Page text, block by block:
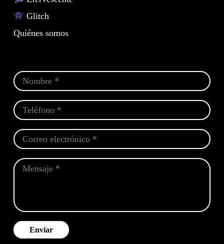
Glitch
Quiénes somos
Enviar